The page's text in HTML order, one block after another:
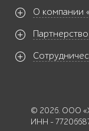
О компании
Партнерство
© 2026. ООО
ИНН -